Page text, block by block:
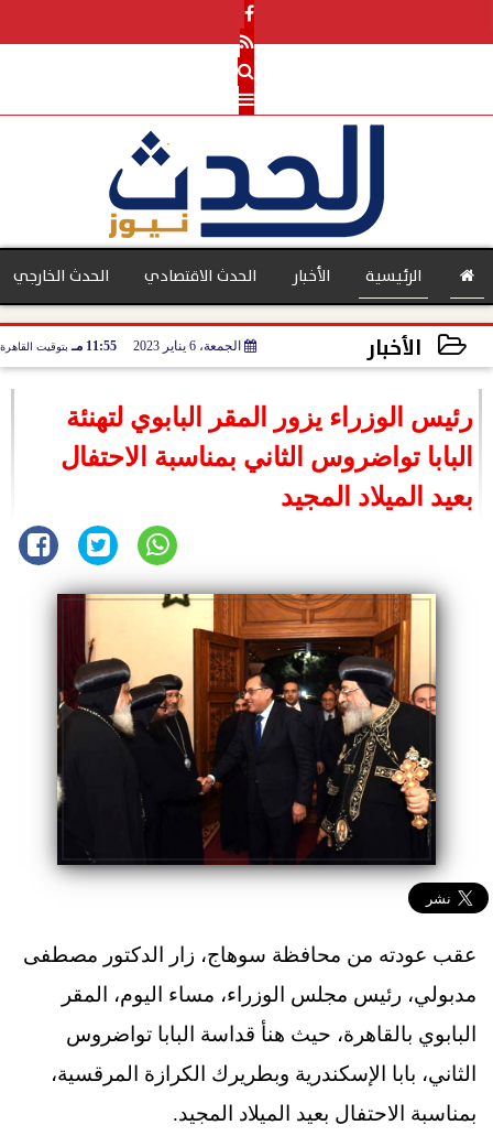
الرئيسية الأخبار الحدث الاقتصادي
بنوك
الحدث الخارجي
الأخبار الجمعة، 6 يناير 2023 11:55 مـ بتوقيت القاهرة
رئيس الوزراء يزور المقر البابوي لتهنئة
البابا تواضروس الثاني بمناسبة الاحتفال
بعيد الميلاد المجيد
عقب عودته من محافظة سوهاج، زار الدكتور مصطفى
مدبولي، رئيس مجلس الوزراء، مساء اليوم، المقر
البابوي بالقاهرة، حيث هنأ قداسة البابا تواضروس
الثاني، بابا الإسكندرية وبطريرك الكرازة المرقسية،
بمناسبة الاحتفال بعيد الميلاد المجيد.